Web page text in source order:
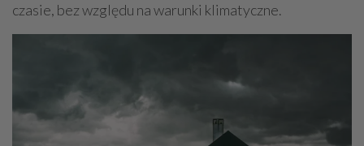
czasie, bez względu na warunki klimatyczne.